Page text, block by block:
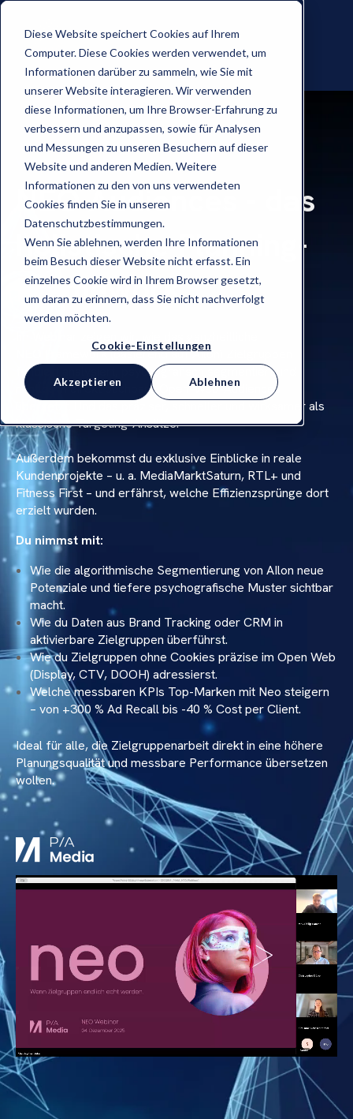
Diese Website speichert Cookies auf Ihrem
Computer. Diese Cookies werden verwendet, um
Informationen darüber zu sammeln, wie Sie mit
unserer Website interagieren. Wir verwenden
diese Informationen, um Ihre Browser-Erfahrung zu
verbessern und anzupassen, sowie für Analysen
und Messungen zu unseren Besuchern auf dieser
Website und anderen Medien. Weitere
Informationen zu den von uns verwendeten
Cookies finden Sie in unseren
Datenschutzbestimmungen.
Wenn Sie ablehnen, werden Ihre Informationen
beim Besuch dieser Website nicht erfasst. Ein
einzelnes Cookie wird in Ihrem Browser gesetzt,
um daran zu erinnern, dass Sie nicht nachverfolgt
werden möchten.
Cookie-Einstellungen
Akzeptieren Ablehnen
Webinar Aufzeichnung - 04.12.2025
NEO Audiences - das
holistische Planning-
Framework
NEO Framework (basierend auf AIlon) Zielgruppen
fundiert analysiert, psychografisch segmentiert und
nahtlos in direkt buchbare Open-Web-Audiences
übersetzt. Und das präziser, schneller und wirksamer als
klassische Targeting-Ansätze.
Außerdem bekommst du exklusive Einblicke in reale
Kundenprojekte – u. a. MediaMarktSaturn, RTL+ und
Fitness First – und erfährst, welche Effizienzsprünge dort
erzielt wurden.
Du nimmst mit:
Wie die algorithmische Segmentierung von AIlon neue
Potenziale und tiefere psychografische Muster sichtbar
macht.
Wie du Daten aus Brand Tracking oder CRM in
aktivierbare Zielgruppen überführst.
Wie du Zielgruppen ohne Cookies präzise im Open Web
(Display, CTV, DOOH) adressierst.
Welche messbaren KPIs Top-Marken mit Neo steigern
– von +300 % Ad Recall bis -40 % Cost per Client.
Ideal für alle, die Zielgruppenarbeit direkt in eine höhere
Planungsqualität und messbare Performance übersetzen
wollen.